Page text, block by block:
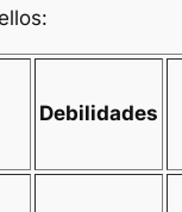
Debilidades